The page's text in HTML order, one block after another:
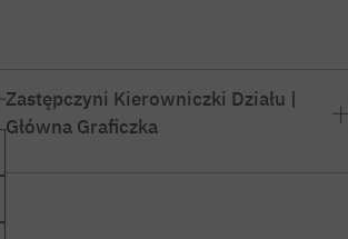
Zastępczyni Kierowniczki Działu |
Główna Graficzka